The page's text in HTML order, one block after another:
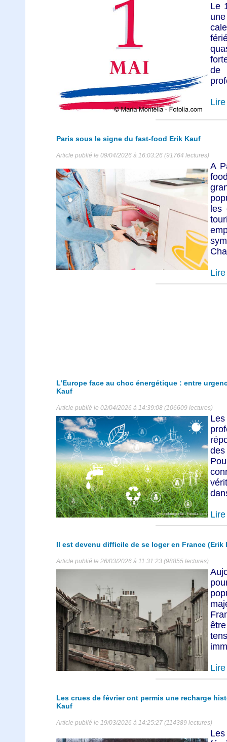
Le
de
Paris sous le signe du fast-food Erik Kauf
Article publié le 09/04/2026 à 16:03:26 (91764 lectures)
A
les
L’Europe face au choc énergétique : entre
Kauf
Article publié le 02/04/2026 à 14:39:08 (106609 lectures)
Il est devenu difficile de se loger en France (Erik
Article publié le 26/03/2026 à 11:31:23 (98855 lectures)
Les crues de février ont permis une recharge
Kauf
Article publié le 19/03/2026 à 14:25:27 (114389 lectures)